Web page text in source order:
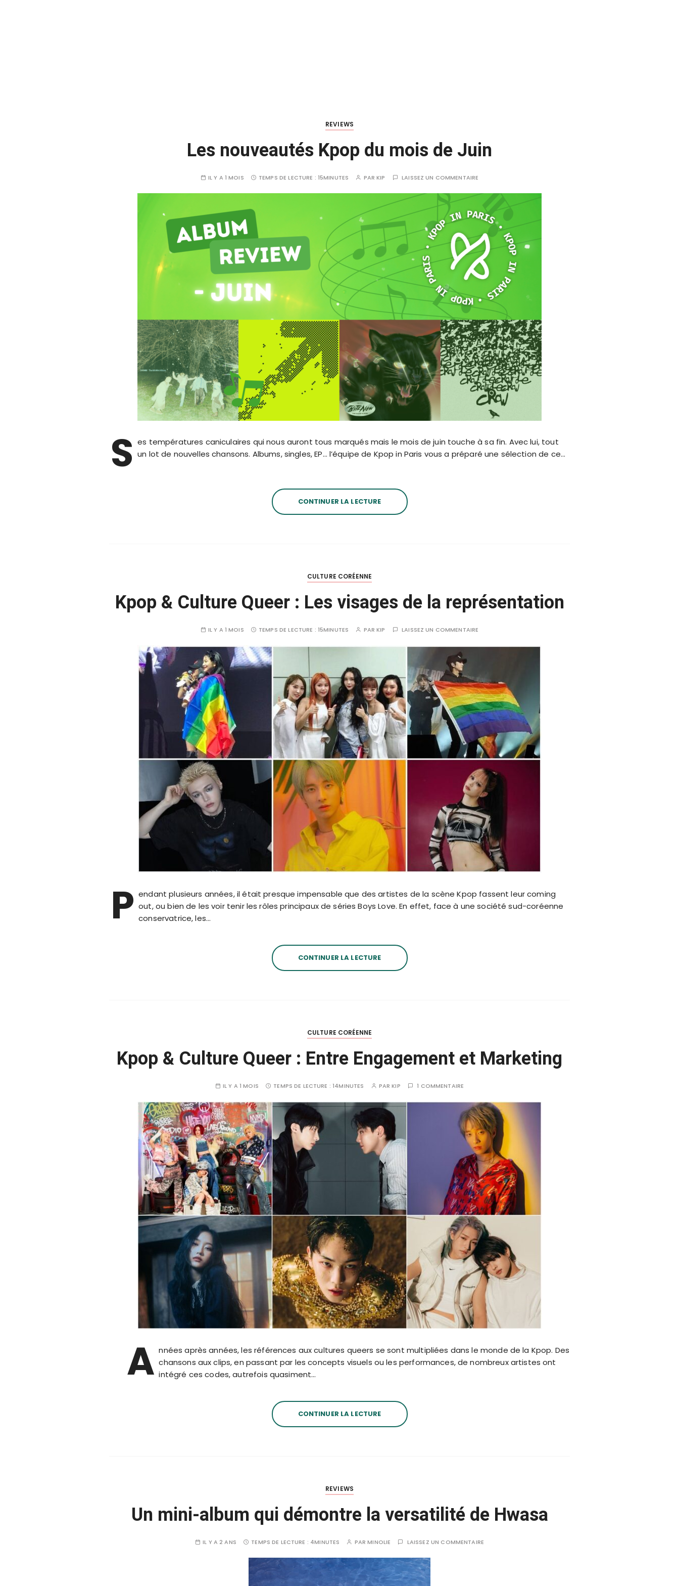
REVIEWS
Les nouveautés Kpop du mois de Juin
IL Y A 1 MOIS TEMPS DE LECTURE : 15MINUTES PARKIP LAISSEZ UN COMMENTAIRE
S es températures caniculaires qui nous auront tous marqués mais le mois de juin touche à sa fin. Avec lui, tout
un lot de nouvelles chansons. Albums, singles, EP… l’équipe de Kpop in Paris vous a préparé une sélection de ce…
CONTINUER LA LECTURE
CULTURE CORÉENNE
Kpop & Culture Queer : Les visages de la représentation
IL Y A 1 MOIS TEMPS DE LECTURE : 15MINUTES PARKIP LAISSEZ UN COMMENTAIRE
P endant plusieurs années, il était presque impensable que des artistes de la scène Kpop fassent leur coming
out, ou bien de les voir tenir les rôles principaux de séries Boys Love. En effet, face à une société sud-coréenne
conservatrice, les…
CONTINUER LA LECTURE
CULTURE CORÉENNE
Kpop & Culture Queer : Entre Engagement et Marketing
IL Y A 1 MOIS TEMPS DE LECTURE :14MINUTES PARKIP 1 COMMENTAIRE
A nnées après années, les références aux cultures queers se sont multipliées dans le monde de la Kpop. Des
chansons aux clips, en passant par les concepts visuels ou les performances, de nombreux artistes ont
intégré ces codes, autrefois quasiment…
CONTINUER LA LECTURE
REVIEWS
Un mini-album qui démontre la versatilité de Hwasa
IL Y A 2 ANS TEMPS DE LECTURE : 4MINUTES PARMINOLIE LAISSEZ UN COMMENTAIRE